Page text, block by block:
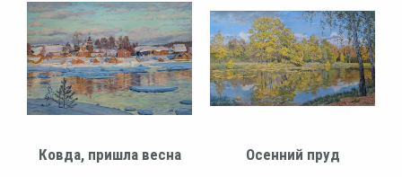
Ковда, пришла весна Осенний пруд